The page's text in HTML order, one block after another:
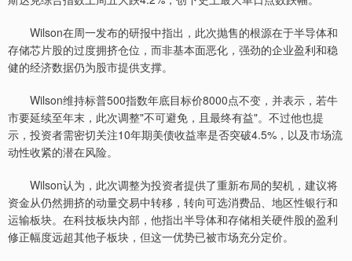
Wilson在周一发布的研报中指出，此次抛售的根源在于半导体和
存储芯片股的过度拥挤仓位，而非基本面恶化，强劲的企业盈利和稳
健的经济数据仍为股市提供支撑。
Wilson维持标普500指数年底目标价8000点不变，并表示，若牛
市要延续至年末，此次调整"不可避免，且最终有益"。不过他也提
示，投资者需密切关注10年期美债收益率是否突破4.5%，以及市场流
动性收紧的潜在风险。
Wilson认为，此次调整为投资者提供了重新布局的契机，建议将
资金从仍然拥挤的动量交易中转移，转向可选消费品、地区性银行和
运输板块。在科技板块内部，他指出半导体和存储相关硬件股的盈利
修正幅度远超其他子板块，但这一优势已被市场充分定价。